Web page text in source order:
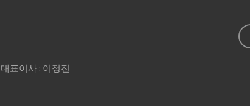
대표이사 : 이정진